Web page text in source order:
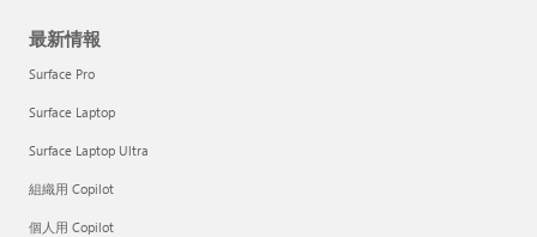
最新情報
Surface Pro
Surface Laptop
Surface Laptop Ultra
組織用 Copilot
個人用 Copilot